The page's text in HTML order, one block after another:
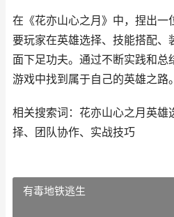
在《花亦山心之月》中，捏出一
要玩家在英雄选择、技能搭配、
面下足功夫。通过不断实践和总
游戏中找到属于自己的英雄之路。
相关搜索词：花亦山心之月英雄
择、团队协作、实战技巧
有毒地铁逃生